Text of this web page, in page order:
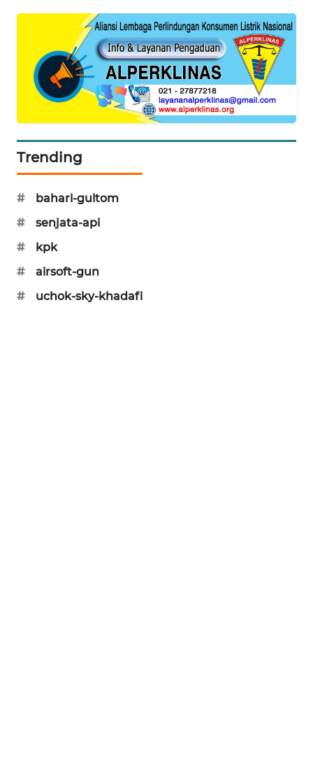
Trending
#
bahari-gultom
#
senjata-api
#
kpk
#
airsoft-gun
#
uchok-sky-khadafi
KARING
NEWS
MARITIM
NEWS
NEWS
FISUELRI
ID